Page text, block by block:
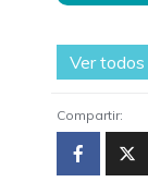
Ver
Compartir: